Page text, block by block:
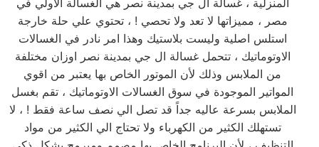
المنزلية ، غسالة ال جي بمدينة نصر هي الغسالة الاولي في
مصر ، مميزاتها لا تعد ولا تحصي ! ، تحتوي علي حلة خارجة
استلس اصلية وليست بلاستيك وهذا امر نادر في الغسالات
الاوتوماتيك ، تتحمل غسالة ال جي بمدينة نصر اوزان مختلفة
من الملابس وذلك لأن الموتور الخاص بها يعتبر من اقوي
المواتير الموجودة في سوق الغسالات الاوتوماتيك ، تقم بغسل
الملابس بسرعة عاليه جداً قد تصل الي نصف ساعة فقط ! ، لا
تستهلك الكثير من الكهرباء ولا تحتاج الي الكثير من مواد